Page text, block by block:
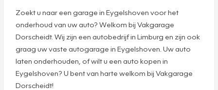
Zoekt u naar een garage in Eygelshoven voor het
onderhoud van uw auto? Welkom bij Vakgarage
Dorscheidt. Wij zijn een autobedrijf in Limburg en zijn ook
graag uw vaste autogarage in Eygelshoven. Uw auto
laten onderhouden, of wilt u een auto kopen in
Eygelshoven? U bent van harte welkom bij Vakgarage
Dorscheidt!